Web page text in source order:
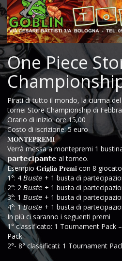
One Piece
Pirati di tutto il mondo, la ciurma
tornei Store Championship di
Orario di inizio: ore 15,00
Costo di iscrizione: 5 euro
𝐌𝐎𝐍𝐓𝐄𝐏𝐑𝐄𝐌𝐈
Verrà messa a montepremi 1
𝗽𝗮𝗿𝘁𝗲𝗰𝗶𝗽𝗮𝗻𝘁𝗲 al torneo.
Esempio 𝐆𝐫𝐢𝐠𝐥𝐢𝐚 𝐏𝐫𝐞𝐦𝐢 con 8
1°: 4 𝘉𝘶𝘴𝘵𝘦 + 1 busta di
2°: 2 𝘉𝘶𝘴𝘵𝘦 + 1 busta di
3°: 1 𝘉𝘶𝘴𝘵𝘦 + 1 busta di
4°: 1 𝘉𝘶𝘴𝘵𝘦 + 1 busta di
In più ci saranno i seguenti premi
1° classificato: 1 Tournament Pack
Pack
2°- 8° classificati: 1 Tournament